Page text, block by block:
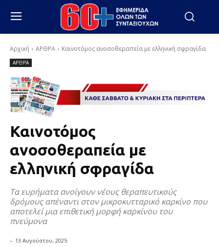
Αρχική ΑΡΘΡΑ Καινοτόμος ανοσοθεραπεία με ελληνική σφραγίδα
ΑΡΘΡΑ
Καινοτόμος
ανοσοθεραπεία με
ελληνική σφραγίδα
Τα ευρήματα ανοίγουν νέους θεραπευτικούς
δρόμους απέναντι στον μικροκυτταρικό καρκίνο που
αποτελεί μια επιθετική μορφή καρκίνου του
πνεύμονα
- 13 Αυγούστου, 2025